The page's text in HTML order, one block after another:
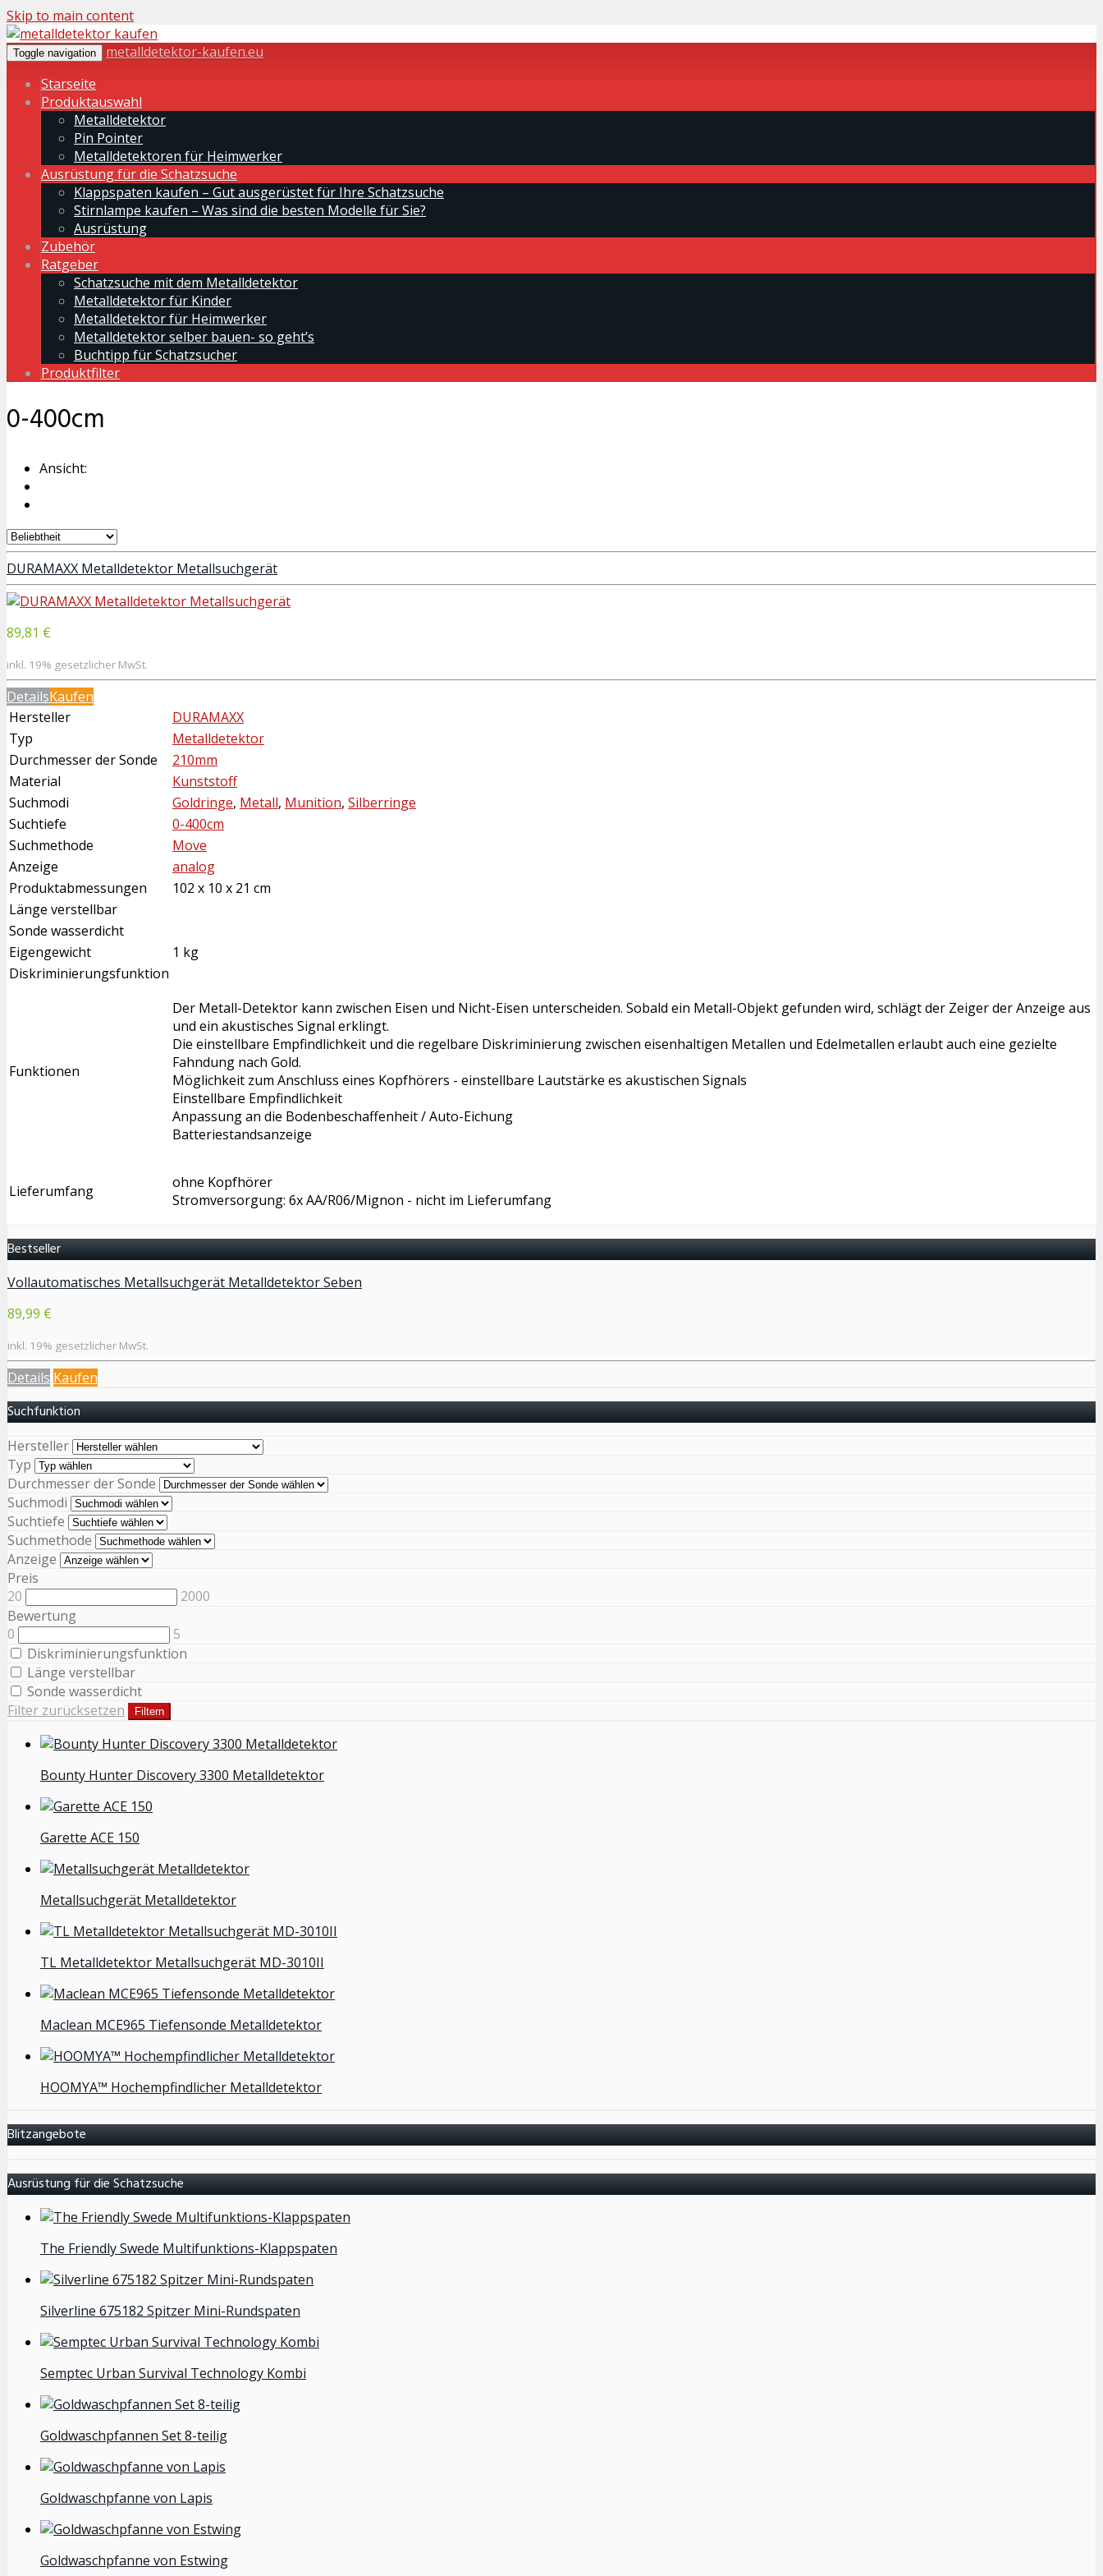
Skip to main content
Toggle navigation
metalldetektor-kaufen.eu
Starseite
Produktauswahl
Metalldetektor
Pin Pointer
Metalldetektoren für Heimwerker
Ausrüstung für die Schatzsuche
Klappspaten kaufen – Gut ausgerüstet für Ihre Schatzsuche
Stirnlampe kaufen – Was sind die besten Modelle für Sie?
Ausrüstung
Zubehör
Ratgeber
Schatzsuche mit dem Metalldetektor
Metalldetektor für Kinder
Metalldetektor für Heimwerker
Metalldetektor selber bauen- so geht’s
Buchtipp für Schatzsucher
Produktfilter
0-400cm
Ansicht:
DURAMAXX Metalldetektor Metallsuchgerät
89,81 €
inkl. 19% gesetzlicher MwSt.
DetailsKaufen
Hersteller
DURAMAXX
Typ
Metalldetektor
Durchmesser der Sonde
210mm
Material
Kunststoff
Suchmodi
Goldringe, Metall, Munition, Silberringe
Suchtiefe
0-400cm
Suchmethode
Move
Anzeige
analog
Produktabmessungen
102 x 10 x 21 cm
Länge verstellbar
Sonde wasserdicht
Eigengewicht
1 kg
Diskriminierungsfunktion
Funktionen
Der Metall-Detektor kann zwischen Eisen und Nicht-Eisen unterscheiden. Sobald ein Metall-Objekt gefunden wird, schlägt der Zeiger der Anzeige aus
und ein akustisches Signal erklingt.
Die einstellbare Empfindlichkeit und die regelbare Diskriminierung zwischen eisenhaltigen Metallen und Edelmetallen erlaubt auch eine gezielte
Fahndung nach Gold.
Möglichkeit zum Anschluss eines Kopfhörers - einstellbare Lautstärke es akustischen Signals
Einstellbare Empfindlichkeit
Anpassung an die Bodenbeschaffenheit / Auto-Eichung
Batteriestandsanzeige
Lieferumfang
ohne Kopfhörer
Stromversorgung: 6x AA/R06/Mignon - nicht im Lieferumfang
Bestseller
Vollautomatisches Metallsuchgerät Metalldetektor Seben
89,99 €
inkl. 19% gesetzlicher MwSt.
Details Kaufen
Suchfunktion
Hersteller
Typ
Durchmesser der Sonde
Suchmodi
Suchtiefe
Suchmethode
Anzeige
Preis
20
2000
Bewertung
0
5
Diskriminierungsfunktion
Länge verstellbar
Sonde wasserdicht
Filter zurücksetzen
Filtern
Bounty Hunter Discovery 3300 Metalldetektor
Garette ACE 150
Metallsuchgerät Metalldetektor
TL Metalldetektor Metallsuchgerät MD-3010II
Maclean MCE965 Tiefensonde Metalldetektor
HOOMYA™ Hochempfindlicher Metalldetektor
Blitzangebote
Ausrüstung für die Schatzsuche
The Friendly Swede Multifunktions-Klappspaten
Silverline 675182 Spitzer Mini-Rundspaten
Semptec Urban Survival Technology Kombi
Goldwaschpfannen Set 8-teilig
Goldwaschpfanne von Lapis
Goldwaschpfanne von Estwing